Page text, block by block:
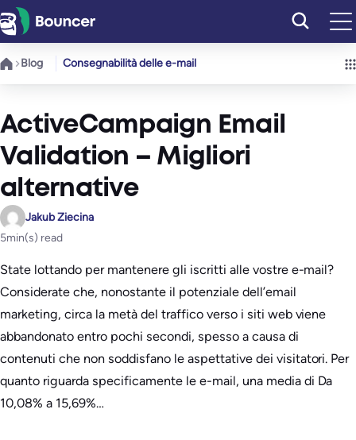
Vai
al
contenuto
Blog Consegnabilità delle e-mail
ActiveCampaign Email
Validation – Migliori
alternative
Jakub Ziecina
5min(s) read
State lottando per mantenere gli iscritti alle vostre e-mail?
Considerate che, nonostante il potenziale dell’email
marketing, circa la metà del traffico verso i siti web viene
abbandonato entro pochi secondi, spesso a causa di
contenuti che non soddisfano le aspettative dei visitatori. Per
quanto riguarda specificamente le e-mail, una media di Da
10,08% a 15,69%…